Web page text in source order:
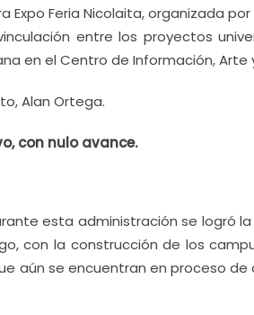
Expo Feria Nicolaita, organizada
entre los proyectos
en el Centro de Información, Arte
Alan Ortega.
con nulo avance.
esta administración se logró
con la construcción de los
aún se encuentran en proceso